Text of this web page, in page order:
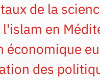
de la
en
économique
des